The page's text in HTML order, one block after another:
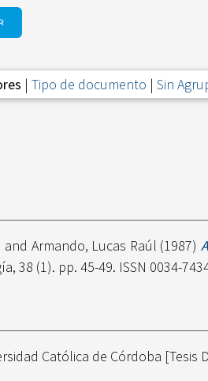
| Tipo de documento | Sin
and Armando, Lucas Raúl (1987)
38 (1). pp. 45-49. ISSN 0034-
Católica de Córdoba [Tesis